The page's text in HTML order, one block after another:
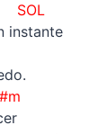
instante